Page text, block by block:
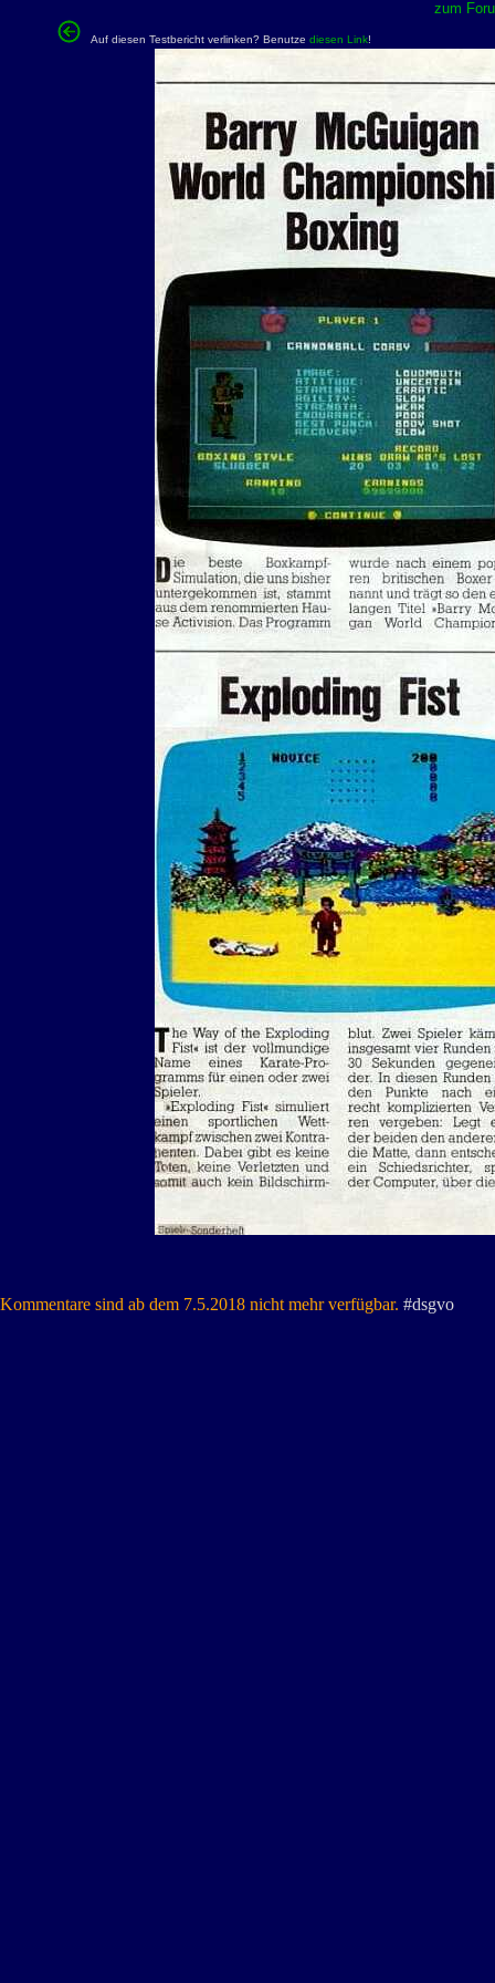
zum
Auf diesen Testbericht verlinken? Benutze diesen Link!
Kommentare sind ab dem 7.5.2018 nicht mehr verfügbar. #dsgvo